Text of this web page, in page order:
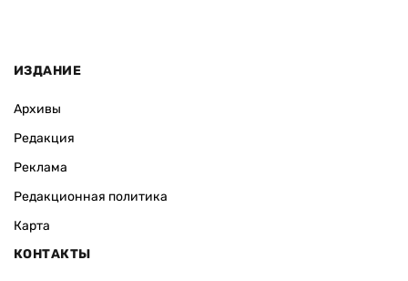
ИЗДАНИЕ
Архивы
Редакция
Реклама
Редакционная политика
Карта
КОНТАКТЫ